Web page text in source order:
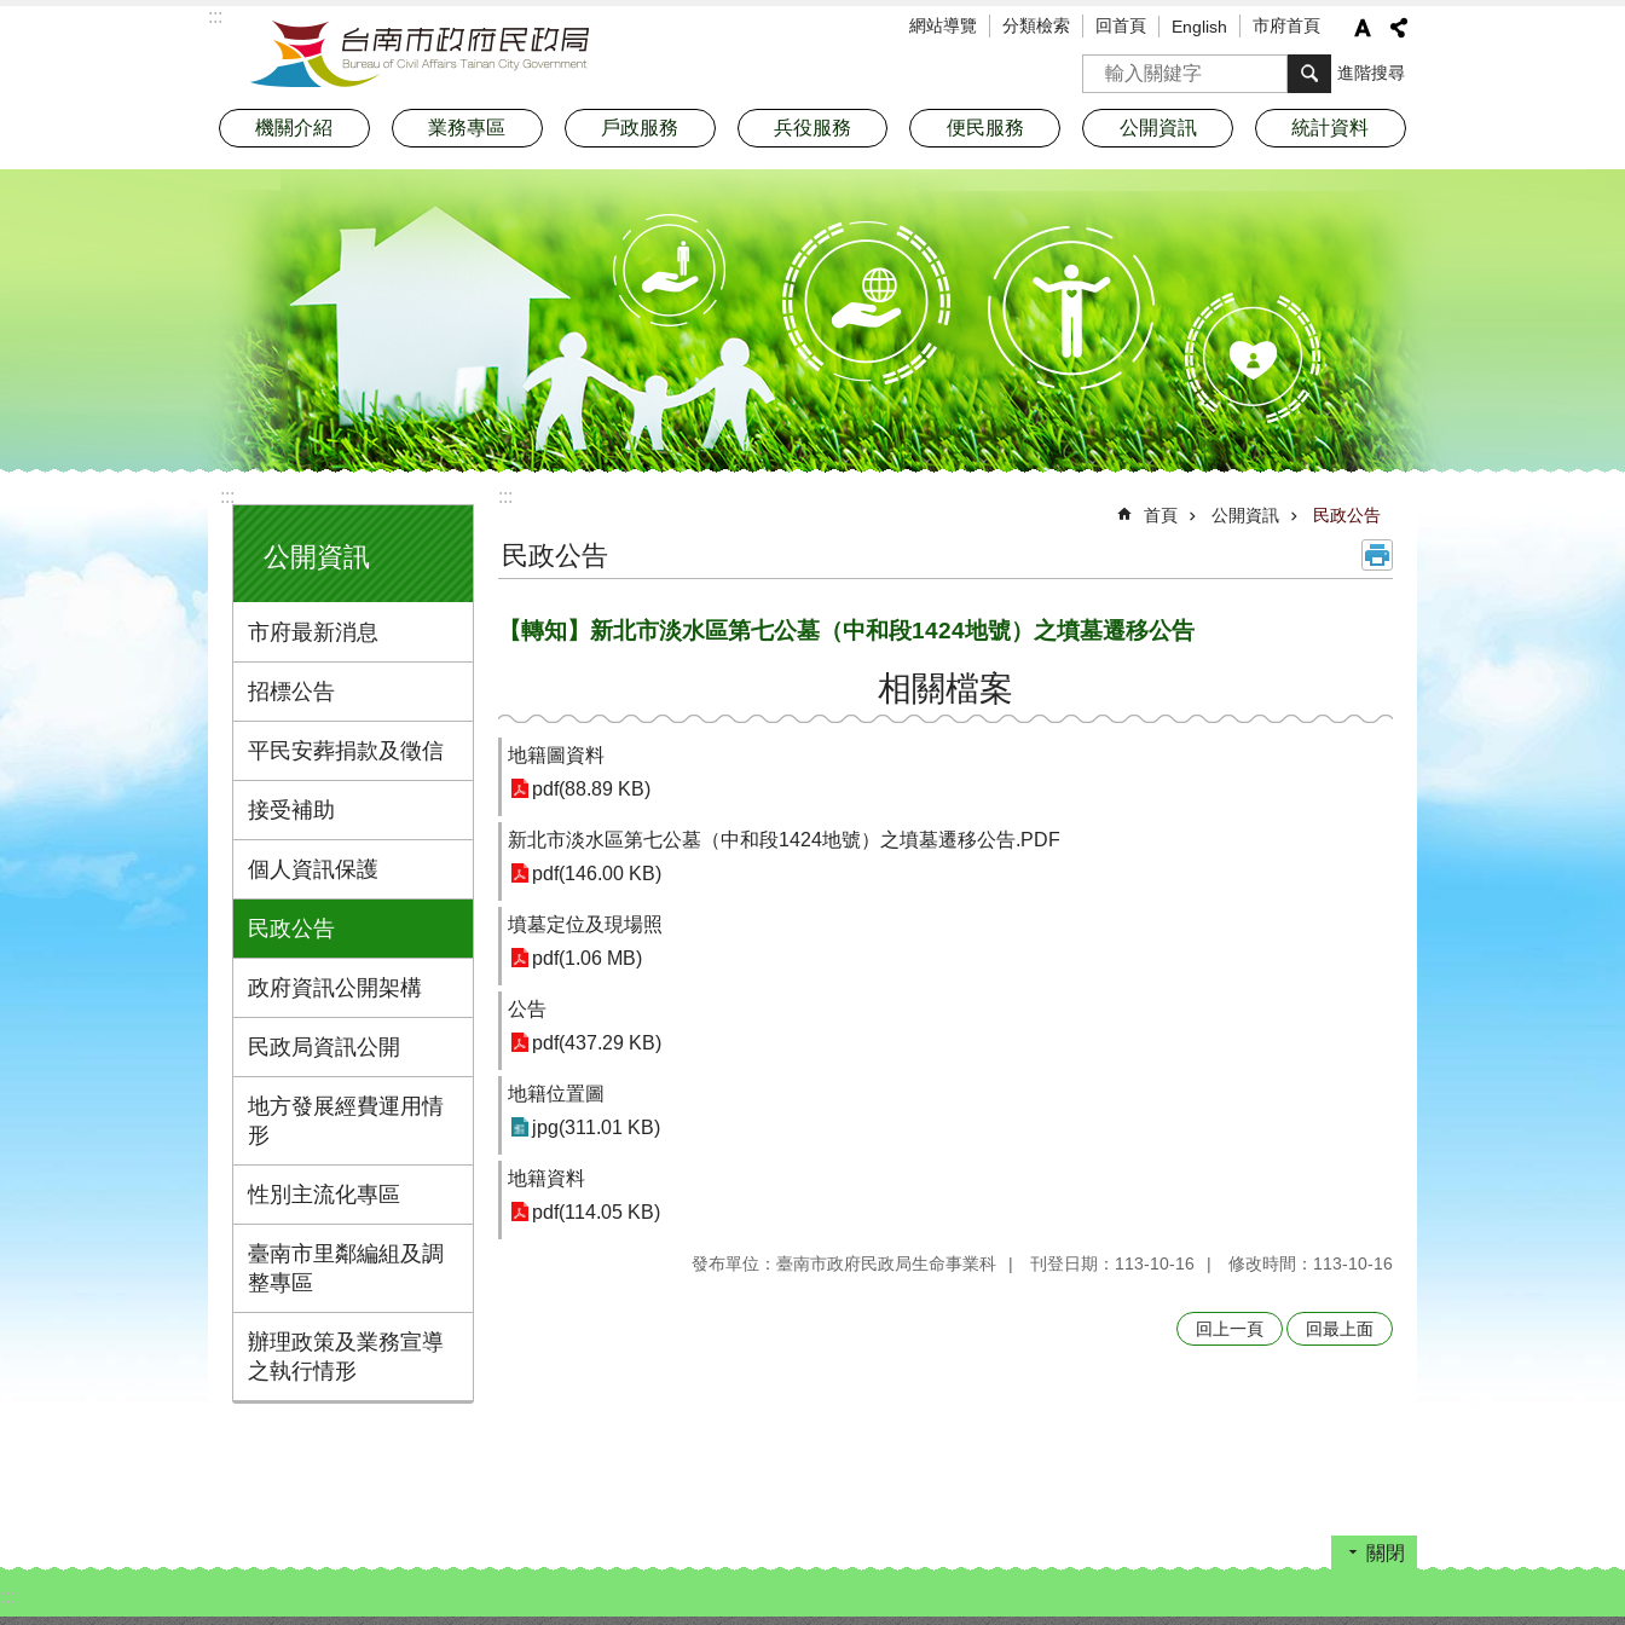
::: 網站導覽 分類檢索 回首頁 English 市府首頁
搜尋 進階搜尋
機關介紹 業務專區 戶政服務 兵役服務 便民服務 公開資訊 統計資料
:::
公開資訊
市府最新消息
招標公告
平民安葬捐款及徵信
接受補助
個人資訊保護
民政公告
政府資訊公開架構
民政局資訊公開
地方發展經費運用情
形
性別主流化專區
臺南市里鄰編組及調
整專區
辦理政策及業務宣導
之執行情形
:::
首頁 公開資訊 民政公告
民政公告
【轉知】新北市淡水區第七公墓（中和段1424地號）之墳墓遷移公告
相關檔案
地籍圖資料
pdf(88.89 KB)
新北市淡水區第七公墓（中和段1424地號）之墳墓遷移公告.PDF
pdf(146.00 KB)
墳墓定位及現場照
pdf(1.06 MB)
公告
pdf(437.29 KB)
地籍位置圖
jpg(311.01 KB)
地籍資料
pdf(114.05 KB)
發布單位：臺南市政府民政局生命事業科 刊登日期：113-10-16 修改時間：113-10-16
回上一頁 回最上面
關閉
:::